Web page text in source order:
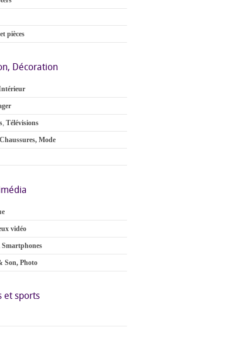
pièces
Décoration
, Télévisions
Mode
vidéo
Smartphones
Son, Photo
et sports